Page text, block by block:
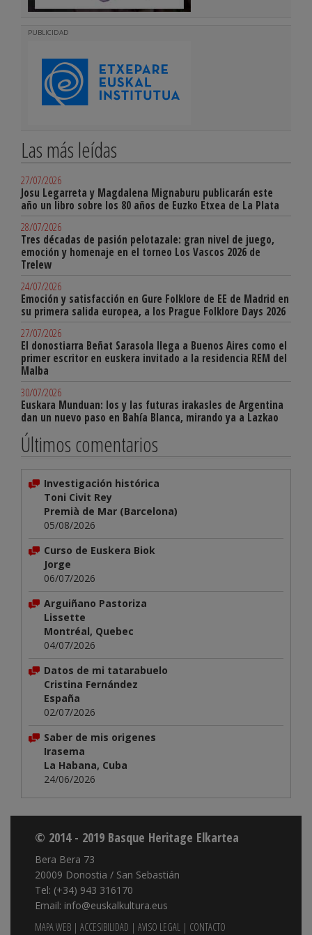
PUBLICIDAD
Las más leídas
27/07/2026
Josu Legarreta y Magdalena Mignaburu publicarán este
año un libro sobre los 80 años de Euzko Etxea de La Plata
28/07/2026
Tres décadas de pasión pelotazale: gran nivel de juego,
emoción y homenaje en el torneo Los Vascos 2026 de
Trelew
24/07/2026
Emoción y satisfacción en Gure Folklore de EE de Madrid en
su primera salida europea, a los Prague Folklore Days 2026
27/07/2026
El donostiarra Beñat Sarasola llega a Buenos Aires como el
primer escritor en euskera invitado a la residencia REM del
Malba
30/07/2026
Euskara Munduan: los y las futuras irakasles de Argentina
dan un nuevo paso en Bahía Blanca, mirando ya a Lazkao
Últimos comentarios
Investigación histórica
Toni Civit Rey
Premià de Mar (Barcelona)
05/08/2026
Curso de Euskera Biok
Jorge
06/07/2026
Arguiñano Pastoriza
Lissette
Montréal, Quebec
04/07/2026
Datos de mi tatarabuelo
Cristina Fernández
España
02/07/2026
Saber de mis origenes
Irasema
La Habana, Cuba
24/06/2026
© 2014 - 2019 Basque Heritage Elkartea
Bera Bera 73
20009 Donostia / San Sebastián
Tel: (+34) 943 316170
Email: info@euskalkultura.eus
MAPA WEB | ACCESIBILIDAD | AVISO LEGAL | CONTACTO